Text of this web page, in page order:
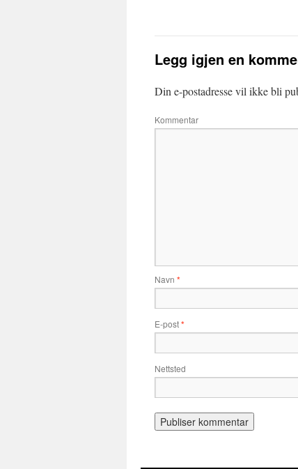
Legg igjen en
Din e-postadresse vil ikke bli
Kommentar
Navn *
E-post*
Nettsted